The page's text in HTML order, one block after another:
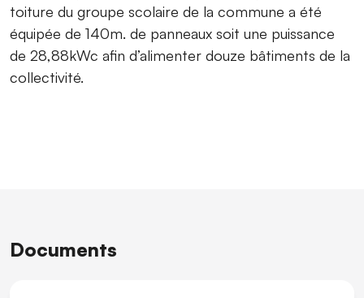
toiture du groupe scolaire de la commune a été
équipée de 140m. de panneaux soit une puissance
de 28,88kWc afin d’alimenter douze bâtiments de la
collectivité.
Documents